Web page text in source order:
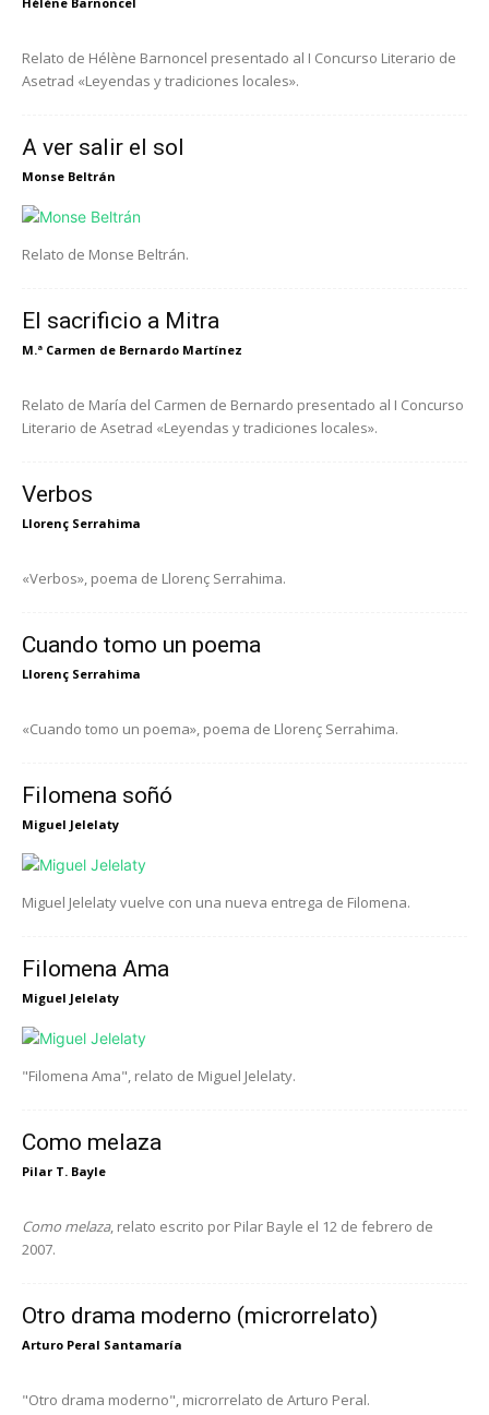
Relato de Hélène Barnoncel presentado al I Concurso Literario de
Asetrad «Leyendas y tradiciones locales».
A ver salir el sol
Monse Beltrán
Relato de Monse Beltrán.
El sacrificio a Mitra
M.ª Carmen de Bernardo Martínez
Relato de María del Carmen de Bernardo presentado al I Concurso
Literario de Asetrad «Leyendas y tradiciones locales».
Verbos
Llorenç Serrahima
«Verbos», poema de Llorenç Serrahima.
Cuando tomo un poema
Llorenç Serrahima
«Cuando tomo un poema», poema de Llorenç Serrahima.
Filomena soñó
Miguel Jelelaty
Miguel Jelelaty vuelve con una nueva entrega de Filomena.
Filomena Ama
Miguel Jelelaty
"Filomena Ama", relato de Miguel Jelelaty.
Como melaza
Pilar T. Bayle
Como melaza, relato escrito por Pilar Bayle el 12 de febrero de
2007.
Otro drama moderno (microrrelato)
Arturo Peral Santamaría
"Otro drama moderno", microrrelato de Arturo Peral.